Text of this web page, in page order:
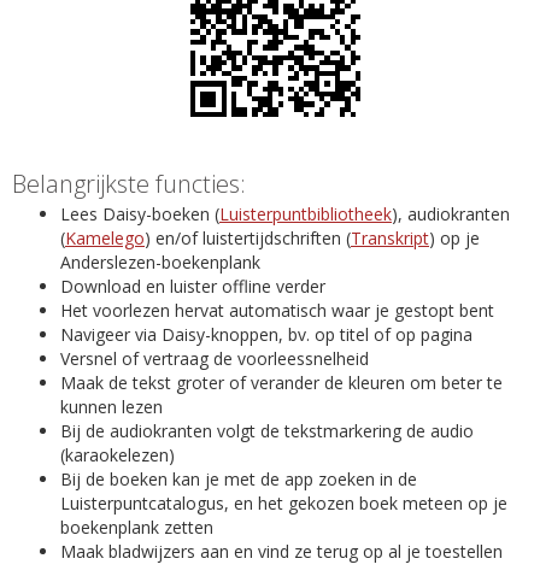
Belangrijkste functies:
Lees Daisy-boeken (Luisterpuntbibliotheek), audiokranten
(Kamelego) en/of luistertijdschriften (Transkript) op je
Anderslezen-boekenplank
Download en luister offline verder
Het voorlezen hervat automatisch waar je gestopt bent
Navigeer via Daisy-knoppen, bv. op titel of op pagina
Versnel of vertraag de voorleessnelheid
Maak de tekst groter of verander de kleuren om beter te
kunnen lezen
Bij de audiokranten volgt de tekstmarkering de audio
(karaokelezen)
Bij de boeken kan je met de app zoeken in de
Luisterpuntcatalogus, en het gekozen boek meteen op je
boekenplank zetten
Maak bladwijzers aan en vind ze terug op al je toestellen